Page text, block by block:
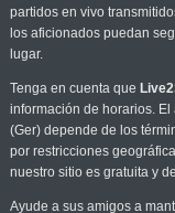
partidos en vivo
los aficionados puedan
lugar.
Tenga en cuenta que
información de horarios.
(Ger) depende de los
por restricciones
nuestro sitio es gratuita y
Ayude a sus amigos a